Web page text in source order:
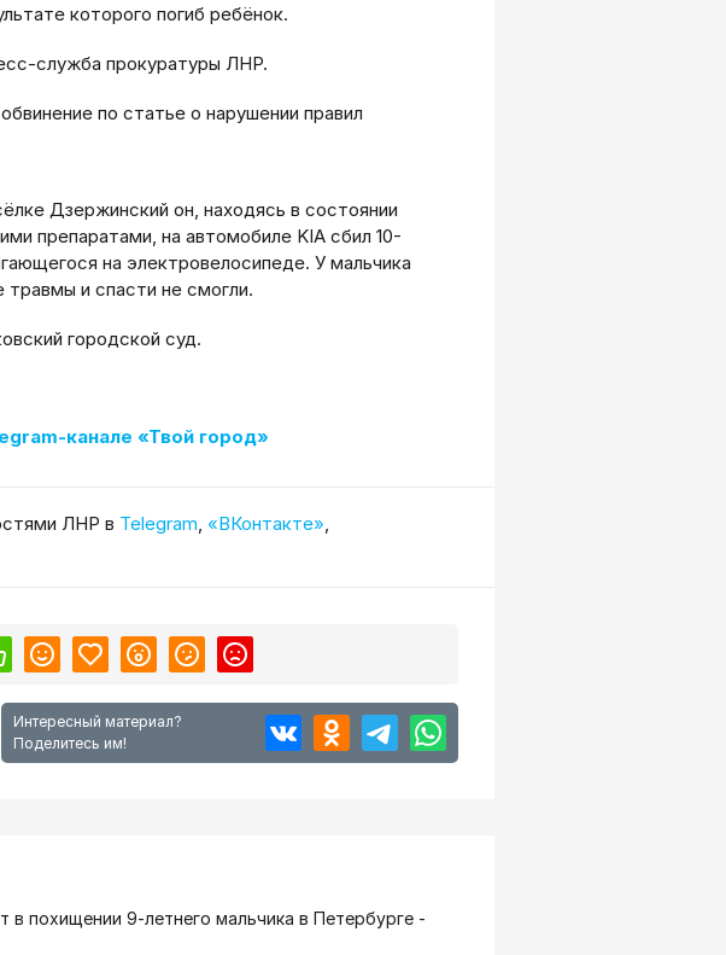
которого погиб ребёнок.
служба прокуратуры ЛНР.
по статье о нарушении правил
Дзержинский он, находясь в состоянии
препаратами, на автомобиле KIA сбил 10-
на электровелосипеде. У мальчика
травмы и спасти не смогли.
городской суд.
канале «Твой город»
ЛНР в Telegram «ВКонтакте»
Интересный материал?
Поделитесь им!
похищении 9-летнего мальчика в Петербурге -